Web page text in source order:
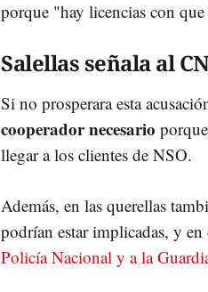
porque "hay licencias con
Salellas señala al
Si no prosperara esta
cooperador necesario
llegar a los clientes de NSO.
Además, en las querellas
podrían estar implicadas, y en
Policía Nacional y a la